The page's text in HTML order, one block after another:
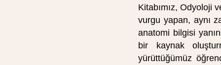
Kitabımız, Odyoloji
vurgu yapan, aynı
anatomi bilgisi
bir kaynak
yürüttüğümüz